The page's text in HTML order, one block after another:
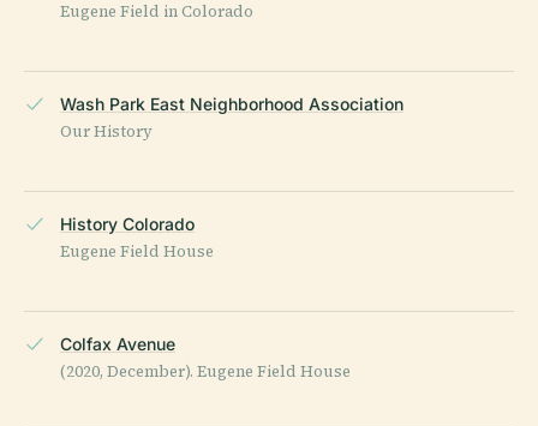
Eugene Field in Colorado
Wash Park East Neighborhood Association
Our History
History Colorado
Eugene Field House
Colfax Avenue
(2020, December). Eugene Field House